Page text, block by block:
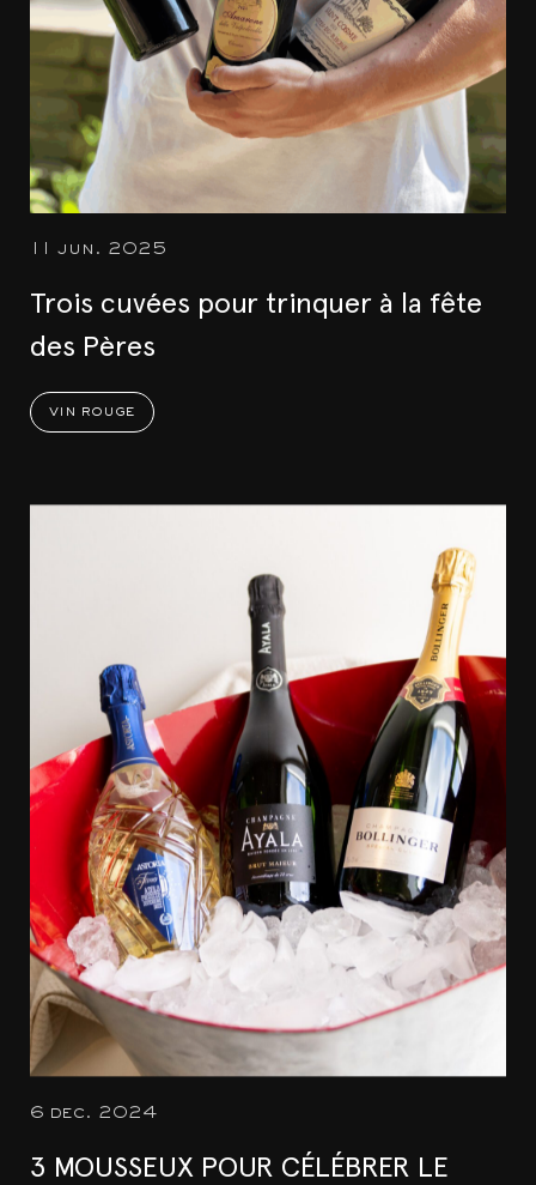
11 jun. 2025
Trois cuvées pour trinquer à la fête
des Pères
vin rouge
6 dec. 2024
3 MOUSSEUX POUR CÉLÉBRER LE